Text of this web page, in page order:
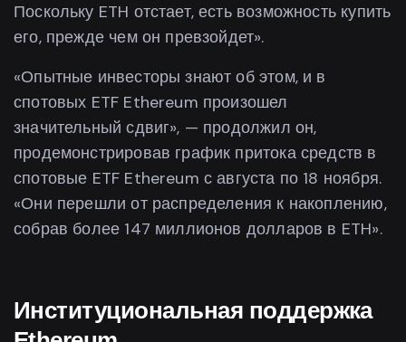
Поскольку ETH отстает, есть возможность купить
его, прежде чем он превзойдет».
«Опытные инвесторы знают об этом, и в
спотовых ETF Ethereum произошел
значительный сдвиг», — продолжил он,
продемонстрировав график притока средств в
спотовые ETF Ethereum с августа по 18 ноября.
«Они перешли от распределения к накоплению,
собрав более 147 миллионов долларов в ETH».
Институциональная поддержка